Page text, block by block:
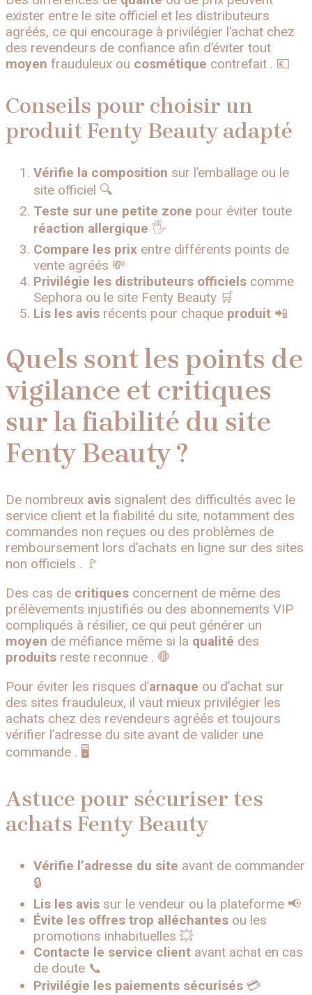
exister entre le site officiel et les distributeurs
agréés, ce qui encourage à privilégier l’achat chez
des revendeurs de confiance afin d’éviter tout
moyen frauduleux ou cosmétique contrefait . 💶
Conseils pour choisir un
produit Fenty Beauty adapté
Vérifie la composition sur l’emballage ou le
site officiel 🔍
Teste sur une petite zone pour éviter toute
réaction allergique 🖐️
Compare les prix entre différents points de
vente agréés 💸
Privilégie les distributeurs officiels comme
Sephora ou le site Fenty Beauty 🛒
Lis les avis récents pour chaque produit 📲
Quels sont les points de
vigilance et critiques
sur la fiabilité du site
Fenty Beauty ?
De nombreux avis signalent des difficultés avec le
service client et la fiabilité du site, notamment des
commandes non reçues ou des problèmes de
remboursement lors d’achats en ligne sur des sites
non officiels . 🚩
Des cas de critiques concernent de même des
prélèvements injustifiés ou des abonnements VIP
compliqués à résilier, ce qui peut générer un
moyen de méfiance même si la qualité des
produits reste reconnue . 🛑
Pour éviter les risques d’arnaque ou d’achat sur
des sites frauduleux, il vaut mieux privilégier les
achats chez des revendeurs agréés et toujours
vérifier l’adresse du site avant de valider une
commande . 🖥️
Astuce pour sécuriser tes
achats Fenty Beauty
Vérifie l’adresse du site avant de commander
🔒
Lis les avis sur le vendeur ou la plateforme 📢
Évite les offres trop alléchantes ou les
promotions inhabituelles 💥
Contacte le service client avant achat en cas
de doute 📞
Privilégie les paiements sécurisés 💳